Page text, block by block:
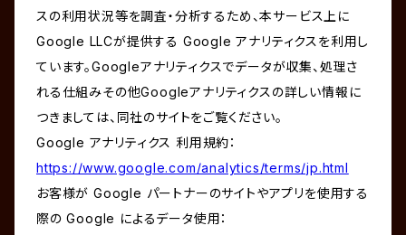
スの利用状況等を調査・分析するため、本サービス上に
Google LLCが提供する Google アナリティクスを利用し
ています。Googleアナリティクスでデータが収集、処理さ
れる仕組みその他Googleアナリティクスの詳しい情報に
つきましては、同社のサイトをご覧ください。
Google アナリティクス 利用規約：
https://www.google.com/analytics/terms/jp.html
お客様が Google パートナーのサイトやアプリを使用する
際の Google によるデータ使用：